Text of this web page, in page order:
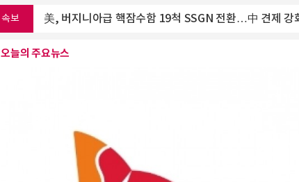
속보 폭염 한풀 꺾이지만 열대야 계속…동해안 많은 '비'
로렌 산체스(Sánchez)... 아마존 제국의 숨은 실력자
美, 버지니아급 핵잠수함 19척 SSGN 전환…中 견제 강화
폭염 한풀 꺾이지만 열대야 계속…동해안 많은 '비'
오늘의 주요뉴스